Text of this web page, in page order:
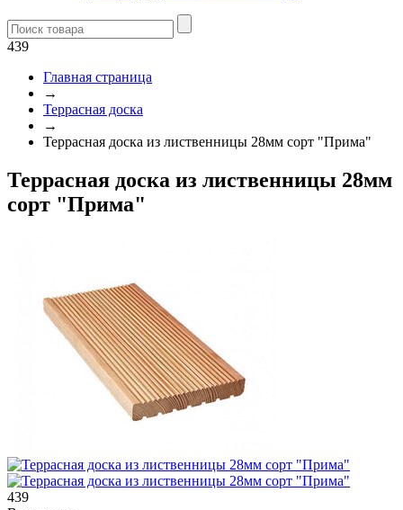
439
Главная страница
→
Террасная доска
→
Террасная доска из лиственницы 28мм сорт "Прима"
Террасная доска из лиственницы 28мм
сорт "Прима"
439